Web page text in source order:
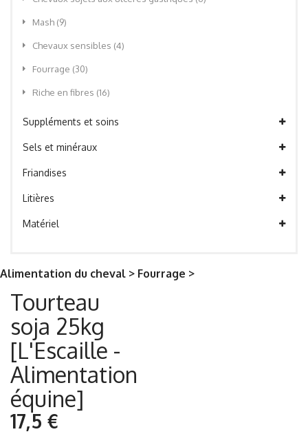
Mash (9)
Chevaux sensibles (4)
Fourrage (30)
Riche en fibres (16)
Suppléments et soins
Sels et minéraux
Friandises
Litières
Matériel
Alimentation du cheval > Fourrage >
Tourteau
soja 25kg
[L'Escaille -
Alimentation
équine]
17,5 €